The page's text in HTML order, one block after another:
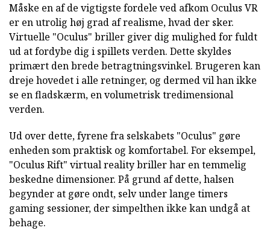
Måske en af de vigtigste fordele ved afkom Oculus VR
er en utrolig høj grad af realisme, hvad der sker.
Virtuelle "Oculus" briller giver dig mulighed for fuldt
ud at fordybe dig i spillets verden. Dette skyldes
primært den brede betragtningsvinkel. Brugeren kan
dreje hovedet i alle retninger, og dermed vil han ikke
se en fladskærm, en volumetrisk tredimensional
verden.
Ud over dette, fyrene fra selskabets "Oculus" gøre
enheden som praktisk og komfortabel. For eksempel,
"Oculus Rift" virtual reality briller har en temmelig
beskedne dimensioner. På grund af dette, halsen
begynder at gøre ondt, selv under lange timers
gaming sessioner, der simpelthen ikke kan undgå at
behage.